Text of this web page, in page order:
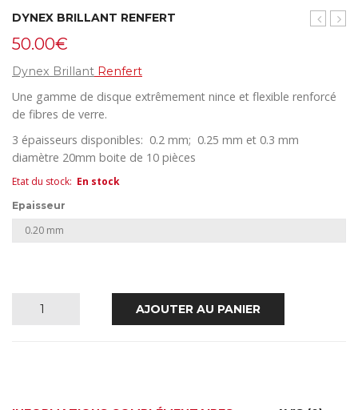
DYNEX BRILLANT RENFERT
50.00€
Dynex Brillant Renfert
Une gamme de disque extrêmement nince et flexible renforcé
de fibres de verre.
3 épaisseurs disponibles: 0.2 mm; 0.25 mm et 0.3 mm
diamètre 20mm boite de 10 pièces
Etat du stock: En stock
Epaisseur
quantité AJOUTER AU PANIER